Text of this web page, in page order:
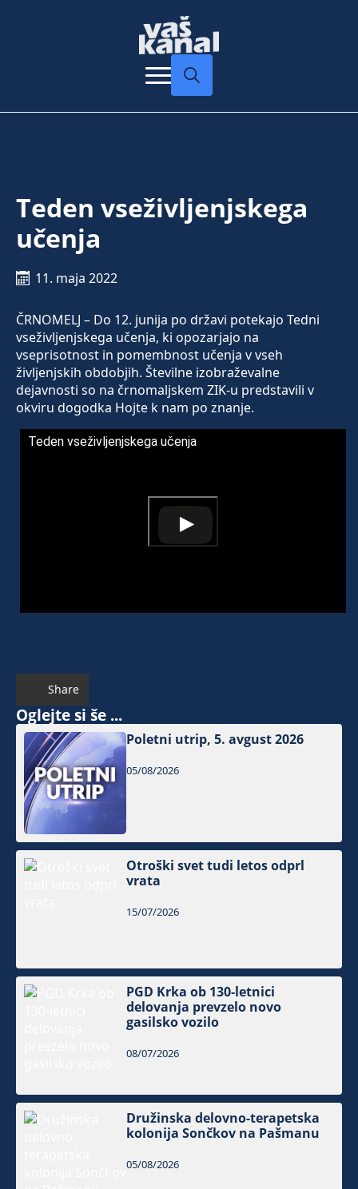
Teden vseživljenjskega
učenja
11. maja 2022
ČRNOMELJ – Do 12. junija po državi potekajo Tedni
vseživljenjskega učenja, ki opozarjajo na
vseprisotnost in pomembnost učenja v vseh
življenjskih obdobjih. Številne izobraževalne
dejavnosti so na črnomaljskem ZIK-u predstavili v
okviru dogodka Hojte k nam po znanje.
Teden vseživljenjskega učenja
Share
Oglejte si še ...
Poletni utrip, 5. avgust 2026
05/08/2026
Otroški svet tudi letos odprl
vrata
15/07/2026
PGD Krka ob 130-letnici
delovanja prevzelo novo
gasilsko vozilo
08/07/2026
Družinska delovno-terapetska
kolonija Sončkov na Pašmanu
05/08/2026